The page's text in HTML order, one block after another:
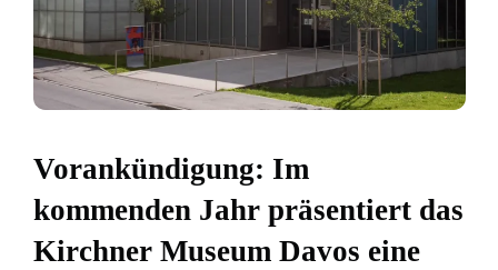
Vorankündigung: Im
kommenden Jahr präsentiert das
Kirchner Museum Davos eine